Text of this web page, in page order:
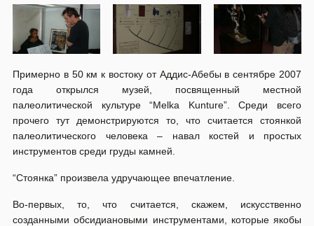
Примерно в 50 км к востоку от Аддис-Абебы в сентябре 2007
года открылся музей, посвященный местной
палеолитической культуре “Melka Kunture”. Среди всего
прочего тут демонстрируются то, что считается стоянкой
палеолитического человека – навал костей и простых
инструментов среди груды камней.
“Стоянка” произвела удручающее впечатление.
Во-первых, то, что считается, скажем, искусственно
созданными обсидиановыми инструментами, которые якобы